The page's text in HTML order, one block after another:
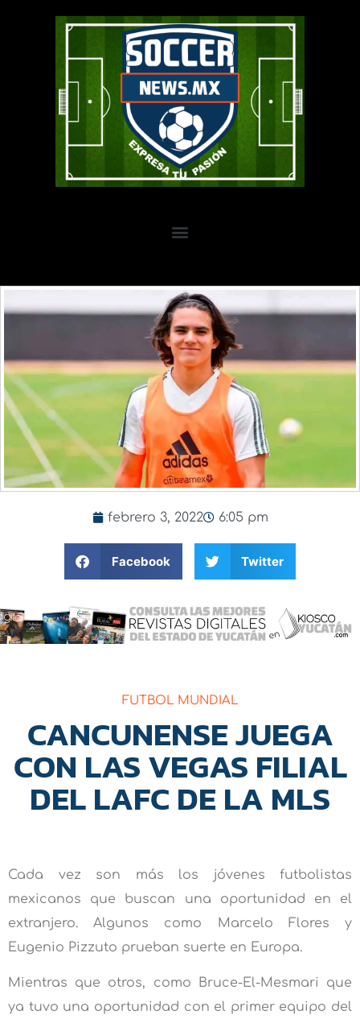
febrero 3, 2022 6:05 pm
Facebook Twitter
FUTBOL MUNDIAL
CANCUNENSE JUEGA
CON LAS VEGAS FILIAL
DEL LAFC DE LA MLS
Cada vez son más los jóvenes futbolistas
mexicanos que buscan una oportunidad en el
extranjero. Algunos como Marcelo Flores y
Eugenio Pizzuto prueban suerte en Europa.
Mientras que otros, como Bruce-El-Mesmari que
ya tuvo una oportunidad con el primer equipo del